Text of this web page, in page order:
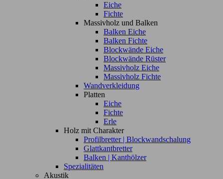
Eiche
Fichte
Massivholz und Balken
Balken Eiche
Balken Fichte
Blockwände Eiche
Blockwände Rüster
Massivholz Eiche
Massivholz Fichte
Wandverkleidung
Platten
Eiche
Fichte
Erle
Holz mit Charakter
Profilbretter | Blockwandschalung
Glattkantbretter
Balken | Kanthölzer
Spezialitäten
Akustik